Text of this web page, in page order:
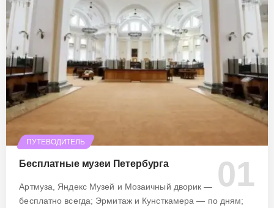
ПУТЕВОДИТЕЛЬ
Бесплатные музеи Петербурга
Артмуза, Яндекс Музей и Мозаичный дворик —
бесплатно всегда; Эрмитаж и Кунсткамера — по дням;